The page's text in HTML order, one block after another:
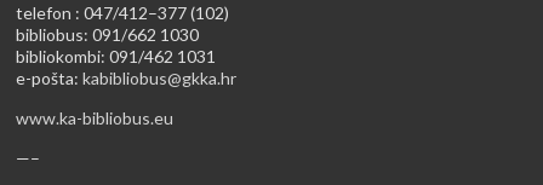
telefon : 047/412–377 (102)
bibliobus: 091/662 1030
bibliokombi: 091/462 1031
e-pošta:kabibliobus@gkka.hr
www.ka-bibliobus.eu
—–